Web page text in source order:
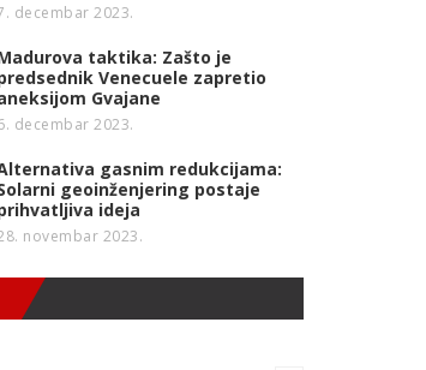
decembar 2023.
taktika: Zašto je
Venecuele zapretio
Gvajane
decembar 2023.
gasnim redukcijama:
geoinženjering postaje
ideja
novembar 2023.